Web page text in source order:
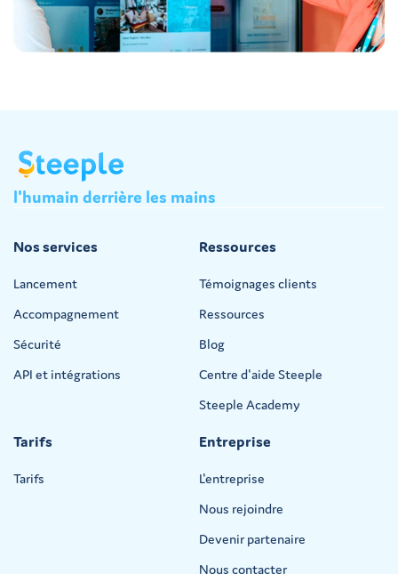
l'humain derrière les mains
Nos services
Lancement
Accompagnement
Sécurité
API et intégrations
Ressources
Témoignages clients
Ressources
Blog
Centre d'aide Steeple
Steeple Academy
Tarifs
Tarifs
Entreprise
L'entreprise
Nous rejoindre
Devenir partenaire
Nous contacter